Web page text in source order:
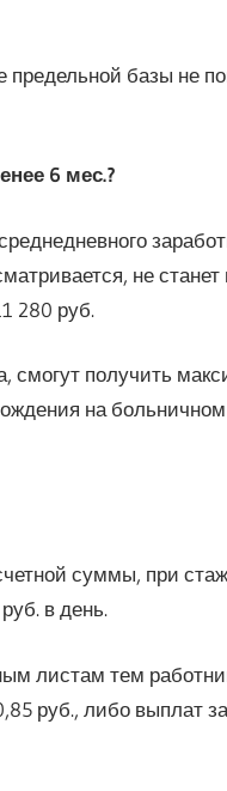
базы не
6 мес.?
не
280 руб.
смогут получить
на больничном
суммы, при
в день.
листам тем
руб., либо выплат